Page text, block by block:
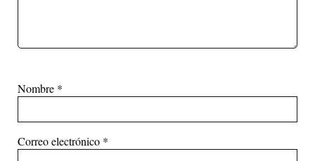
Nombre *
Correo electrónico *